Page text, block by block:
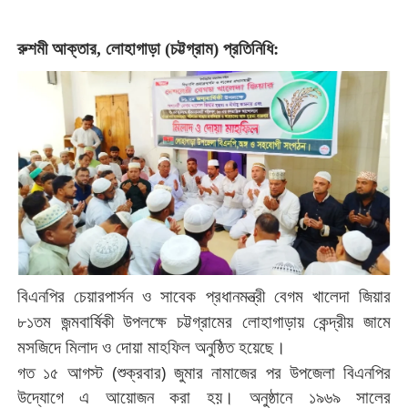
রুশমী আক্তার, লোহাগাড়া(চট্টগ্রাম) প্রতিনিধি:
বিএনপির চেয়ারপার্সন ও সাবেক প্রধানমন্ত্রী বেগম খালেদা জিয়ার
৮১তম জন্মবার্ষিকী উপলক্ষে চট্টগ্রামের লোহাগাড়ায় কেন্দ্রীয় জামে
মসজিদে মিলাদ ও দোয়া মাহফিল অনুষ্ঠিত হয়েছে।
গত ১৫ আগস্ট(শুক্রবার)জুমার নামাজের পর উপজেলা বিএনপির
উদ্যোগে
এ আয়োজন করা হয়। অনুষ্ঠানে ১৯৬৯
সালের